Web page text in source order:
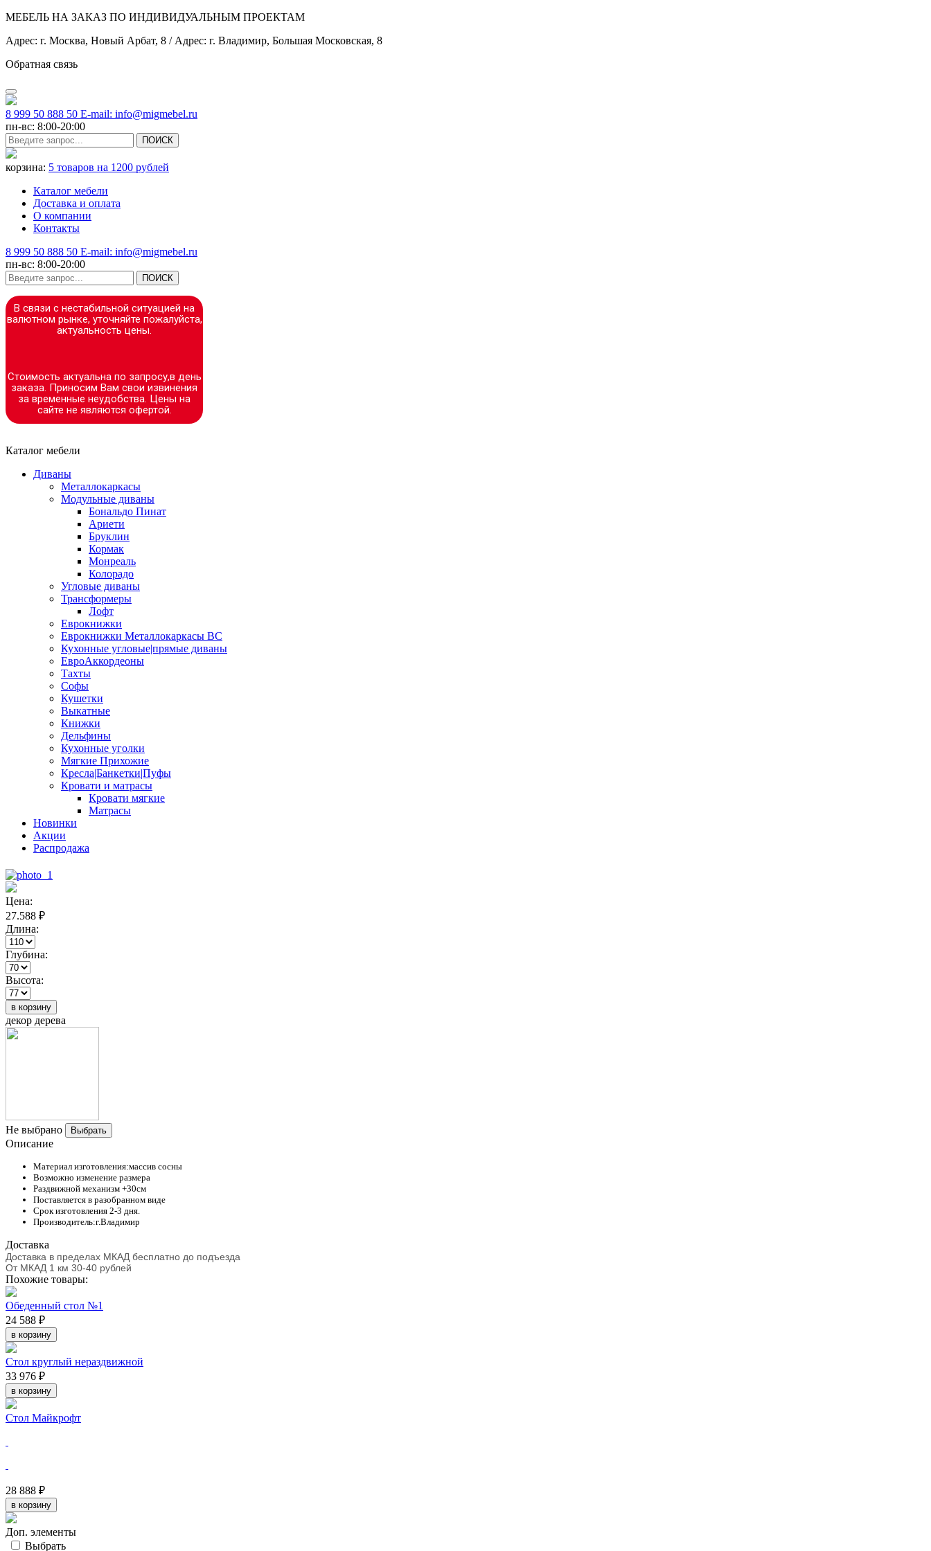
МЕБЕЛЬ НА ЗАКАЗ ПО ИНДИВИДУАЛЬНЫМ ПРОЕКТАМ
Адрес: г. Москва, Новый Арбат, 8 / Адрес: г. Владимир, Большая Московская, 8
Обратная связь
8 999 50 888 50 E-mail: info@migmebel.ru
пн-вс: 8:00-20:00
ПОИСК
корзина: 5 товаров на 1200 рублей
Каталог мебели
Доставка и оплата
О компании
Контакты
8 999 50 888 50 E-mail: info@migmebel.ru
пн-вс: 8:00-20:00
ПОИСК
В связи с нестабильной ситуацией на
валютном рынке, уточняйте пожалуйста,
актуальность цены.
Стоимость актуальна по запросу,в день
заказа. Приносим Вам свои извинения
за временные неудобства. Цены на
сайте не являются офертой.
Каталог мебели
Диваны
Металлокаркасы
Модульные диваны
Бональдо Пинат
Ариети
Бруклин
Кормак
Монреаль
Колорадо
Угловые диваны
Трансформеры
Лофт
Еврокнижки
Еврокнижки Металлокаркасы ВС
Кухонные угловые|прямые диваны
ЕвроАккордеоны
Тахты
Софы
Кушетки
Выкатные
Книжки
Дельфины
Кухонные уголки
Мягкие Прихожие
Кресла|Банкетки|Пуфы
Кровати и матрасы
Кровати мягкие
Матрасы
Новинки
Акции
Распродажа
Цена:
27.588 ₽
Длина:
Глубина:
Высота:
в корзину
декор дерева
Не выбрано Выбрать
Описание
Материал изготовления:массив сосны
Возможно изменение размера
Раздвижной механизм +30см
Поставляется в разобранном виде
Срок изготовления 2-3 дня.
Производитель:г.Владимир
Доставка
Доставка в пределах МКАД бесплатно до подъезда
От МКАД 1 км 30-40 рублей
Похожие товары:
Обеденный стол №1
24 588 ₽
в корзину
Стол круглый нераздвижной
33 976 ₽
в корзину
Стол Майкрофт
28 888 ₽
в корзину
Доп. элементы
Выбрать